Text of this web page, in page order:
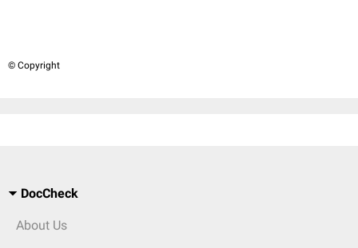
© Copyright
DocCheck
About Us